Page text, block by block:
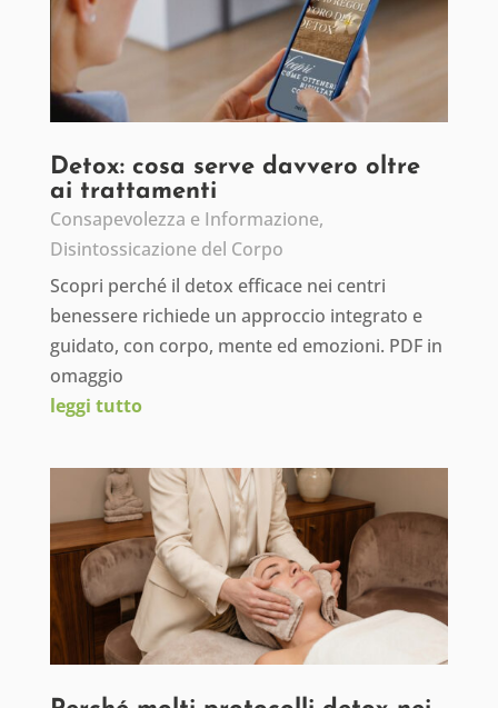
Detox: cosa serve davvero oltre
ai trattamenti
Consapevolezza e Informazione,
Disintossicazione del Corpo
Scopri perché il detox efficace nei centri
benessere richiede un approccio integrato e
guidato, con corpo, mente ed emozioni. PDF in
omaggio
leggi tutto